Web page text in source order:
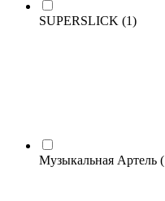
SUPERSLICK (1)
Музыкальная Артель